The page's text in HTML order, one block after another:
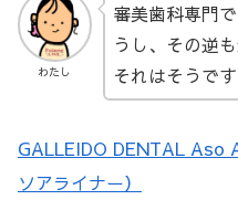
わたし
審美歯科専門
うし、その逆も
それはそうです
GALLEIDO DENTAL Aso
ソアライナー）